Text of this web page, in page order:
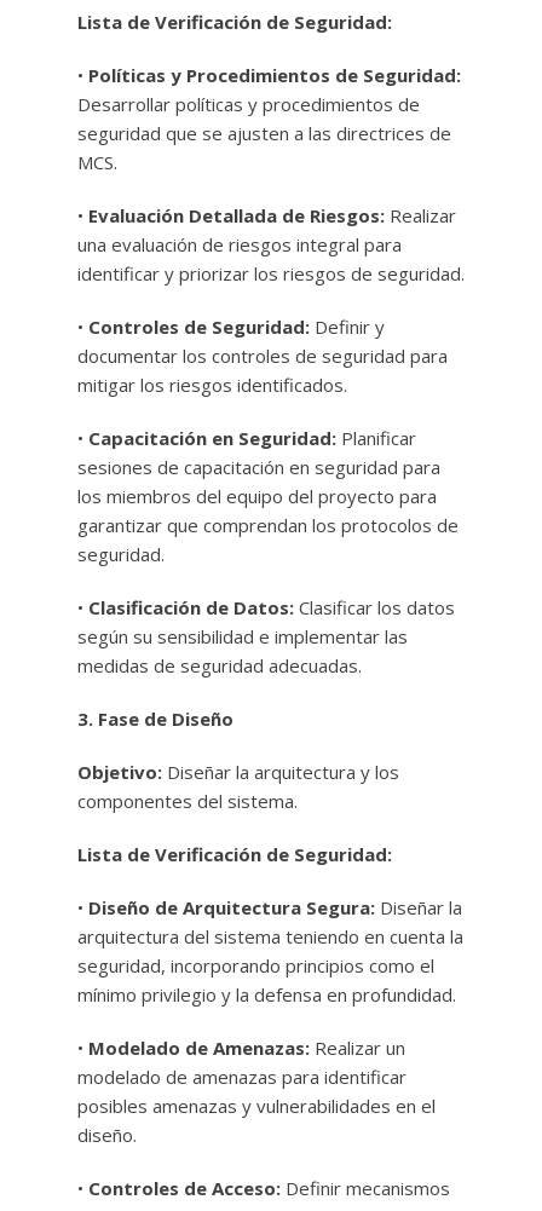
Lista de Verificación de Seguridad:
• Políticas y Procedimientos de Seguridad:
Desarrollar políticas y procedimientos de
seguridad que se ajusten a las directrices de
MCS.
• Evaluación Detallada de Riesgos: Realizar
una evaluación de riesgos integral para
identificar y priorizar los riesgos de seguridad.
• Controles de Seguridad: Definir y
documentar los controles de seguridad para
mitigar los riesgos identificados.
• Capacitación en Seguridad: Planificar
sesiones de capacitación en seguridad para
los miembros del equipo del proyecto para
garantizar que comprendan los protocolos de
seguridad.
• Clasificación de Datos: Clasificar los datos
según su sensibilidad e implementar las
medidas de seguridad adecuadas.
3. Fase de Diseño
Objetivo: Diseñar la arquitectura y los
componentes del sistema.
Lista de Verificación de Seguridad:
• Diseño de Arquitectura Segura: Diseñar la
arquitectura del sistema teniendo en cuenta la
seguridad, incorporando principios como el
mínimo privilegio y la defensa en profundidad.
• Modelado de Amenazas: Realizar un
modelado de amenazas para identificar
posibles amenazas y vulnerabilidades en el
diseño.
• Controles de Acceso: Definir mecanismos